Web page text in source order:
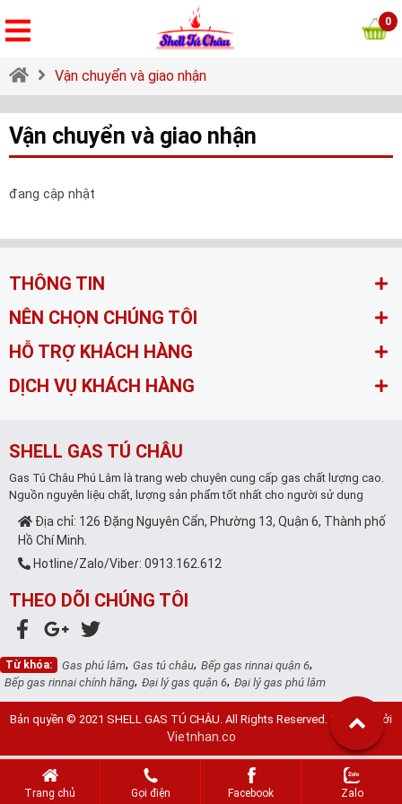
0
Vận chuyển và giao nhận
Vận chuyển và giao nhận
đang cập nhật
THÔNG TIN
NÊN CHỌN CHÚNG TÔI
HỖ TRỢ KHÁCH HÀNG
DỊCH VỤ KHÁCH HÀNG
SHELL GAS TÚ CHÂU
Gas Tú Châu Phú Lâm là trang web chuyên cung cấp gas chất lượng cao.
Nguồn nguyên liệu chất, lượng sản phẩm tốt nhất cho người sử dụng
Địa chỉ: 126 Đặng Nguyên Cẩn, Phường 13, Quận 6, Thành phố
Hồ Chí Minh.
Hotline/Zalo/Viber: 0913.162.612
THEO DÕI CHÚNG TÔI
Từ khóa: Gas phú lâm, Gas tú châu, Bếp gas rinnai quận 6,
Bếp gas rinnai chính hãng, Đại lý gas quận 6, Đại lý gas phú lâm
Bản quyền © 2021 SHELL GAS TÚ CHÂU. All Rights Reserved. Thiết kế bởi
Vietnhan.co
Trang chủ Gọi điện Facebook Zalo